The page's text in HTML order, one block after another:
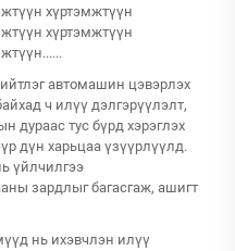
хүртэмжтүүн
хүртэмжтүүн
автомашин цэвэрлэх
ч илүү дэлгэрүүлэлт,
дураас тус бүрд хэрэглэх
дүн харьцаа үзүүрлүүлд.
үйлчилгээ
зардлыг багасгаж, ашигт
нь ихэвчлэн илүү